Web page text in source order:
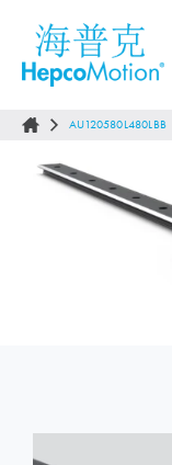
AU120580L480LBB